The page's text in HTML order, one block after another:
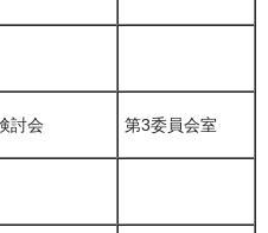
討会 第3委員会室